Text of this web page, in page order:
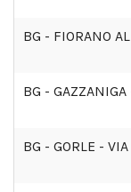
BG - FIORANO
BG -
BG - GORLE -